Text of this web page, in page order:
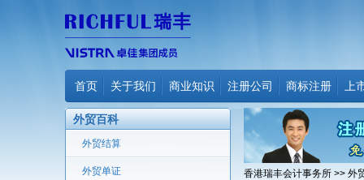
首页 关于我们 商业知识 注册公司 商标注册 上
外贸百科
外贸结算
外贸单证 香港瑞丰会计事务所 >> 外